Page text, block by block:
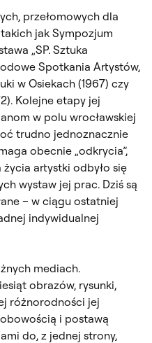
przełomowych dla
jak Sympozjum
„SP. Sztuka
Spotkania Artystów,
w Osiekach (1967) czy
Kolejne etapy jej
w polu wrocławskiej
trudno jednoznacznie
obecnie „odkrycia”,
artystki odbyło się
wystaw jej prac. Dziś są
– w ciągu ostatniej
indywidualnej
mediach.
obrazów, rysunki,
różnorodności jej
i postawą
do, z jednej strony,